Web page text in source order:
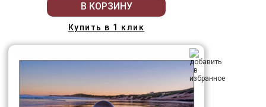
В КОРЗИНУ
Купить в 1 клик